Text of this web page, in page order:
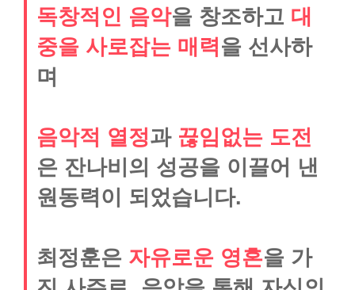
독창적인 음악을 창조하고 대
중을 사로잡는 매력을 선사하
며
음악적 열정과 끊임없는 도전
은 잔나비의 성공을 이끌어 낸
원동력이 되었습니다.
최정훈은 자유로운 영혼을 가